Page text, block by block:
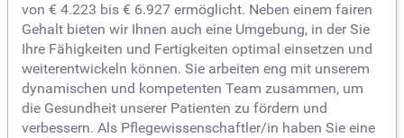
von € 4.223 bis € 6.927 ermöglicht. Neben einem fairen
Gehalt bieten wir Ihnen auch eine Umgebung, in der Sie
Ihre Fähigkeiten und Fertigkeiten optimal einsetzen und
weiterentwickeln können. Sie arbeiten eng mit unserem
dynamischen und kompetenten Team zusammen, um
die Gesundheit unserer Patienten zu fördern und
verbessern. Als Pflegewissenschaftler/in haben Sie eine